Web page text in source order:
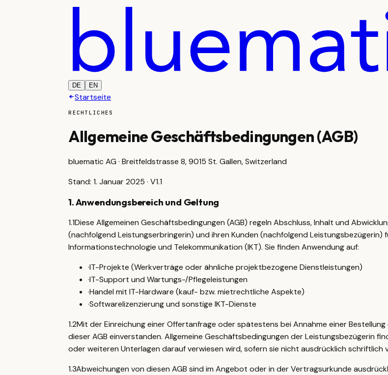
DE EN
Startseite
RECHTLICHES
Allgemeine Geschäftsbedingungen (AGB)
bluematic AG · Breitfeldstrasse 8, 9015 St. Gallen, Switzerland
Stand: 1. Januar 2025 · V1.1
1.Anwendungsbereich und Geltung
1.1Diese Allgemeinen Geschäftsbedingungen (AGB) regeln Abschluss, Inhalt und
(nachfolgend Leistungserbringerin) und ihren Kunden (nachfolgend Leistungsbezügerin)
Informationstechnologie und Telekommunikation (IKT). Sie finden Anwendung auf:
·IT-Projekte (Werkverträge oder ähnliche projektbezogene Dienstleistungen)
·IT-Support und Wartungs-/Pflegeleistungen
·Handel mit IT-Hardware (kauf- bzw. mietrechtliche Aspekte)
·Softwarelizenzierung und sonstige IKT-Dienste
1.2Mit der Einreichung einer Offertanfrage oder spätestens bei Annahme einer
dieser AGB einverstanden. Allgemeine Geschäftsbedingungen der Leistungsbezügerin
oder weiteren Unterlagen darauf verwiesen wird, sofern sie nicht ausdrücklich
1.3Abweichungen von diesen AGB sind im Angebot oder in der Vertragsurkunde